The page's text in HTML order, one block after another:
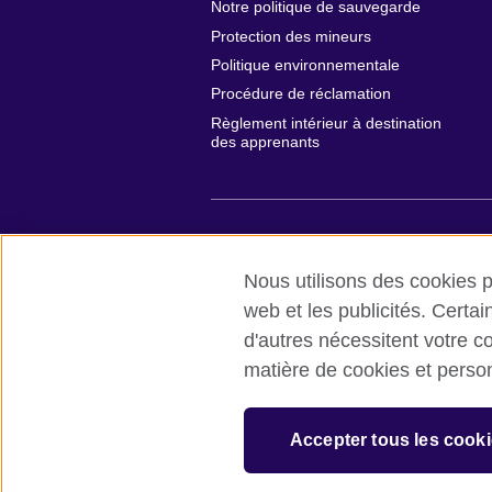
Notre politique de sauvegarde
Protection des mineurs
Politique environnementale
Procédure de réclamation
Règlement intérieur à destination
des apprenants
© 2026 British Council
British Council in France société par
domaines de l’éducation et des
France avec le numéro RCS Paris n°
Veuillez noter que nos prestations
Nous utilisons des cookies
web et les publicités.
d'autres nécessitent votre
matière de cookies et
Accepter tous les